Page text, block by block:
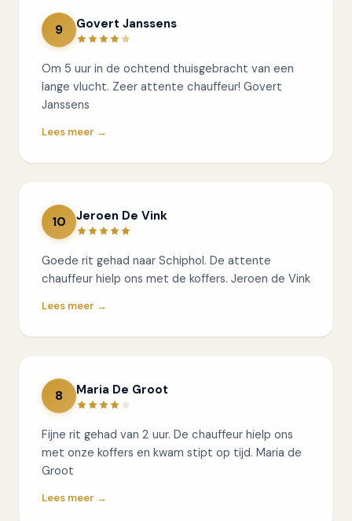
9 Govert Janssens
Om 5 uur in de ochtend thuisgebracht van een
lange vlucht. Zeer attente chauffeur! Govert
Janssens
Lees meer →
10 Jeroen De Vink
Goede rit gehad naar Schiphol. De attente
chauffeur hielp ons met de koffers. Jeroen de Vink
Lees meer →
8 Maria De Groot
Fijne rit gehad van 2 uur. De chauffeur hielp ons
met onze koffers en kwam stipt op tijd. Maria de
Groot
Lees meer →